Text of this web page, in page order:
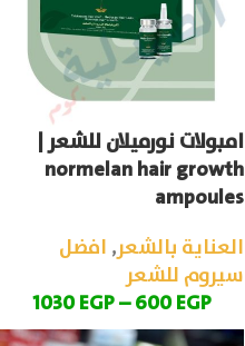
امبولات نورميلان للشعر |
normelan hair growth
ampoules
العناية بالشعر, افضل
سيروم للشعر
600EGP
–
1030EGP